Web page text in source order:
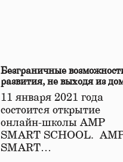
Безграничные
развития, не выходя из
11 января 2021 года
состоится открытие
онлайн-школы АМР
SMART SCHOOL.
SMART…